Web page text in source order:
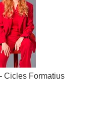
Cicles Formatius